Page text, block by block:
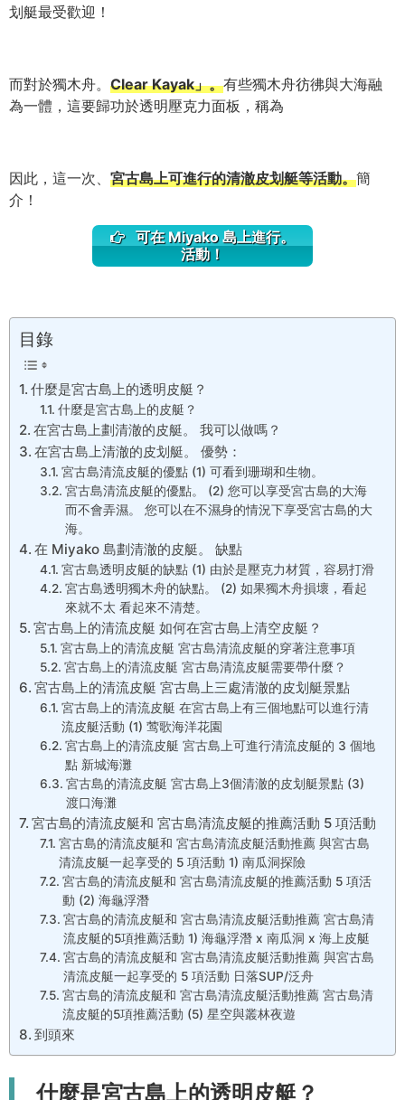
划艇最受歡迎！
而對於獨木舟。 Clear Kayak」。有些獨木舟彷彿與大海融
為一體，這要歸功於透明壓克力面板，稱為
因此，這一次、 宮古島上可進行的清澈皮划艇等活動。簡
介！
可在 Miyako 島上進行。
活動！
目錄
什麼是宮古島上的透明皮艇？
什麼是宮古島上的皮艇？
在宮古島上劃清澈的皮艇。 我可以做嗎？
在宮古島上清澈的皮划艇。 優勢：
宮古島清流皮艇的優點 (1) 可看到珊瑚和生物。
宮古島清流皮艇的優點。 (2) 您可以享受宮古島的大海
而不會弄濕。 您可以在不濕身的情況下享受宮古島的大
海。
在 Miyako 島劃清澈的皮艇。 缺點
宮古島透明皮艇的缺點 (1) 由於是壓克力材質，容易打滑
宮古島透明獨木舟的缺點。 (2) 如果獨木舟損壞，看起
來就不太 看起來不清楚。
宮古島上的清流皮艇 如何在宮古島上清空皮艇？
宮古島上的清流皮艇 宮古島清流皮艇的穿著注意事項
宮古島上的清流皮艇 宮古島清流皮艇需要帶什麼？
宮古島上的清流皮艇 宮古島上三處清澈的皮划艇景點
宮古島上的清流皮艇 在宮古島上有三個地點可以進行清
流皮艇活動 (1) 莺歌海洋花園
宮古島上的清流皮艇 宮古島上可進行清流皮艇的 3 個地
點 新城海灘
宮古島的清流皮艇 宮古島上3個清澈的皮划艇景點 (3)
渡口海灘
宮古島的清流皮艇和 宮古島清流皮艇的推薦活動 5 項活動
宮古島的清流皮艇和 宮古島清流皮艇活動推薦 與宮古島
清流皮艇一起享受的 5 項活動 1) 南瓜洞探險
宮古島的清流皮艇和 宮古島清流皮艇的推薦活動 5 項活
動 (2) 海龜浮潛
宮古島的清流皮艇和 宮古島清流皮艇活動推薦 宮古島清
流皮艇的5項推薦活動 1) 海龜浮潛 x 南瓜洞 x 海上皮艇
宮古島的清流皮艇和 宮古島清流皮艇活動推薦 與宮古島
清流皮艇一起享受的 5 項活動 日落SUP/泛舟
宮古島的清流皮艇和 宮古島清流皮艇活動推薦 宮古島清
流皮艇的5項推薦活動 (5) 星空與叢林夜遊
到頭來
什麼是宮古島上的透明皮艇？